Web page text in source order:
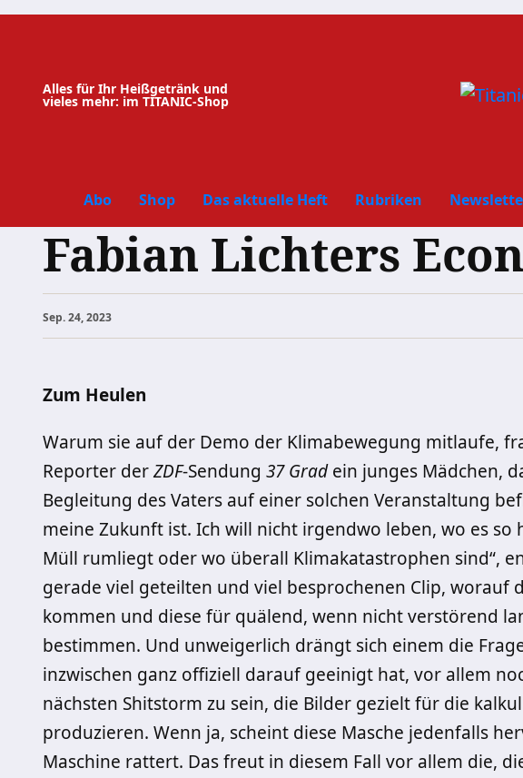
Zum
Alles für Ihr Heißgetränk und
vieles mehr: im TITANIC-Shop
Abo Shop Das aktuelle Heft Rubriken
Fabian Lichters
Sep. 24, 2023
Zum Heulen
Warum sie auf der Demo der Klimabewegung mitlaufe,
Reporter derZDF-Sendung 37 Gradein junges Mädchen,
Begleitung des Vaters auf einer solchen Veranstaltung
meine Zukunft ist. Ich will nicht irgendwo leben, wo es so
Müll rumliegt oder wo überall Klimakatastrophen sind“,
gerade viel geteilten und viel besprochenen Clip, worauf
kommen und diese für quälend, wenn nicht verstörend
bestimmen. Und unweigerlich drängt sich einem die
inzwischen ganz offiziell darauf geeinigt hat, vor allem
nächsten Shitstorm zu sein, die Bilder gezielt für die
produzieren. Wenn ja, scheint diese Masche jedenfalls
Maschine rattert. Das freut in diesem Fall vor allem die,